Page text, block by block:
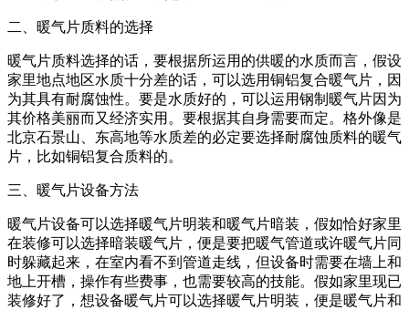
二、暖气片质料的选择
暖气片质料选择的话，要根据所运用的供暖的水质而言，假设
家里地点地区水质十分差的话，可以选用铜铝复合暖气片，因
为其具有耐腐蚀性。要是水质好的，可以运用钢制暖气片因为
其价格美丽而又经济实用。要根据其自身需要而定。格外像是
北京石景山、东高地等水质差的必定要选择耐腐蚀质料的暖气
片，比如铜铝复合质料的。
三、暖气片设备方法
暖气片设备可以选择暖气片明装和暖气片暗装，假如恰好家里
在装修可以选择暗装暖气片，便是要把暖气管道或许暖气片同
时躲藏起来，在室内看不到管道走线，但设备时需要在墙上和
地上开槽，操作有些费事，也需要较高的技能。假如家里现已
装修好了，想设备暖气片可以选择暖气片明装，便是暖气片和